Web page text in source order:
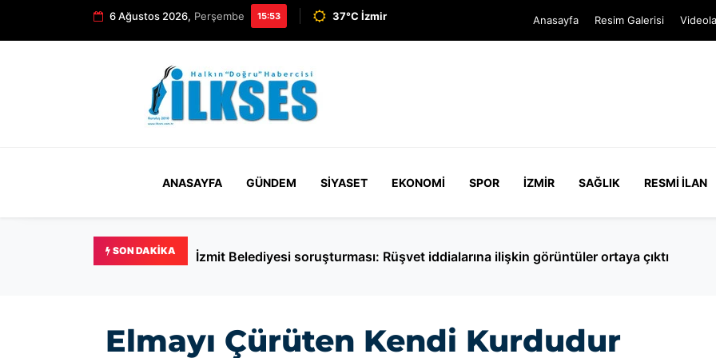
6 Ağustos 2026, Perşembe 15:53 37°C İzmir Anasayfa Resim Galerisi
ANASAYFA GÜNDEM SIYASET EKONOMI SPOR İZMIR SAĞLIK RESMI İLAN
SON DAKIKA AHBAP dosyasında dikkat çeken MASAK raporu: Hangi ünlü ne kadar bağış yaptı?
Elmayı Çürüten Kendi Kurdudur